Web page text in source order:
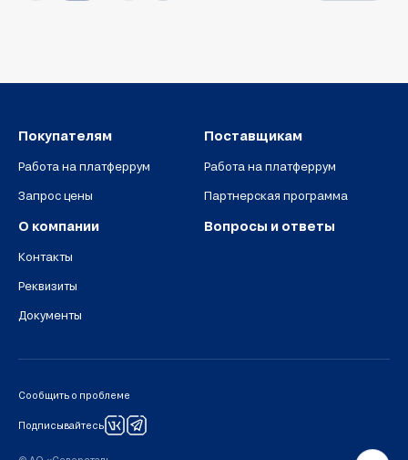
Покупателям
Работа на платферрум
Запрос цены
Поставщикам
Работа на платферрум
Партнерская программа
О компании
Контакты
Реквизиты
Документы
Вопросы и ответы
Сообщить о проблеме
Подписывайтесь